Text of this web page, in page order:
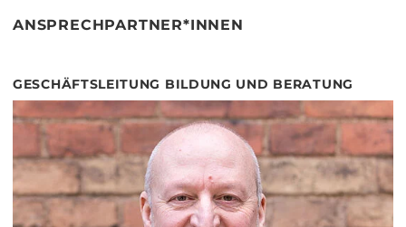
ANSPRECHPARTNER*INNEN
GESCHÄFTSLEITUNG BILDUNG UND BERATUNG